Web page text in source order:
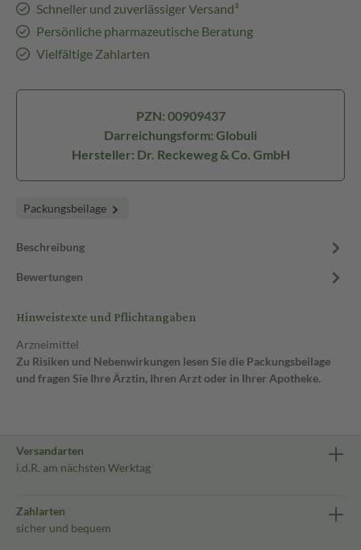
Schneller und zuverlässiger Versand³
Persönliche pharmazeutische Beratung
Vielfältige Zahlarten
PZN: 00909437
Darreichungsform: Globuli
Hersteller: Dr. Reckeweg & Co. GmbH
Packungsbeilage
Beschreibung
Bewertungen
Hinweistexte und Pflichtangaben
Arzneimittel
Zu Risiken und Nebenwirkungen lesen Sie die Packungsbeilage
und fragen Sie Ihre Ärztin, Ihren Arzt oder in Ihrer Apotheke.
Versandarten
i.d.R. am nächsten Werktag
Zahlarten
sicher und bequem